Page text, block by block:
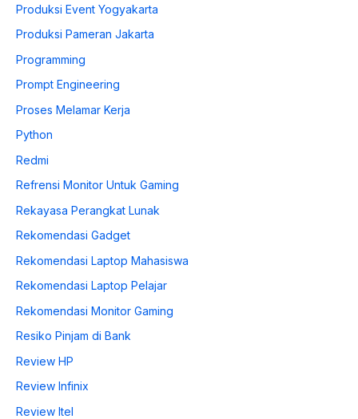
Produksi Event Yogyakarta
Produksi Pameran Jakarta
Programming
Prompt Engineering
Proses Melamar Kerja
Python
Redmi
Refrensi Monitor Untuk Gaming
Rekayasa Perangkat Lunak
Rekomendasi Gadget
Rekomendasi Laptop Mahasiswa
Rekomendasi Laptop Pelajar
Rekomendasi Monitor Gaming
Resiko Pinjam di Bank
Review HP
Review Infinix
Review Itel